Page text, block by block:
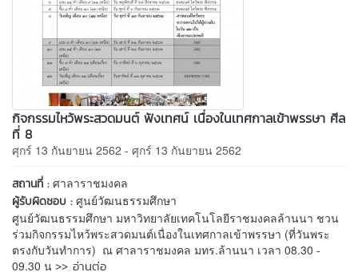
กิจกรรมไหว้พระสวดมนต์ ฟังเทศน์ เนื่องในเทศกาลเข้าพรรษา ศีล
ที่ 8
ศุกร์ 13 กันยายน 2562 - ศุกร์ 13 กันยายน 2562
สถานที่ : ศาลาราชมงคล
ผู้รับผิดชอบ : ศูนย์วัฒนธรรมศึกษา
ศูนย์วัฒนธรรมศึกษา มหาวิทยาลัยเทคโนโลยีราชมงคลล้านนา ชวน
ร่วมกิจกรรมไหว้พระสวดมนต์เนื่องในเทศกาลเข้าพรรษา (ที่วันพระ
ตรงกับวันทำการ) ณ ศาลาราชมงคล มทร.ล้านนา เวลา 08.30 -
09.30 น >> อ่านต่อ